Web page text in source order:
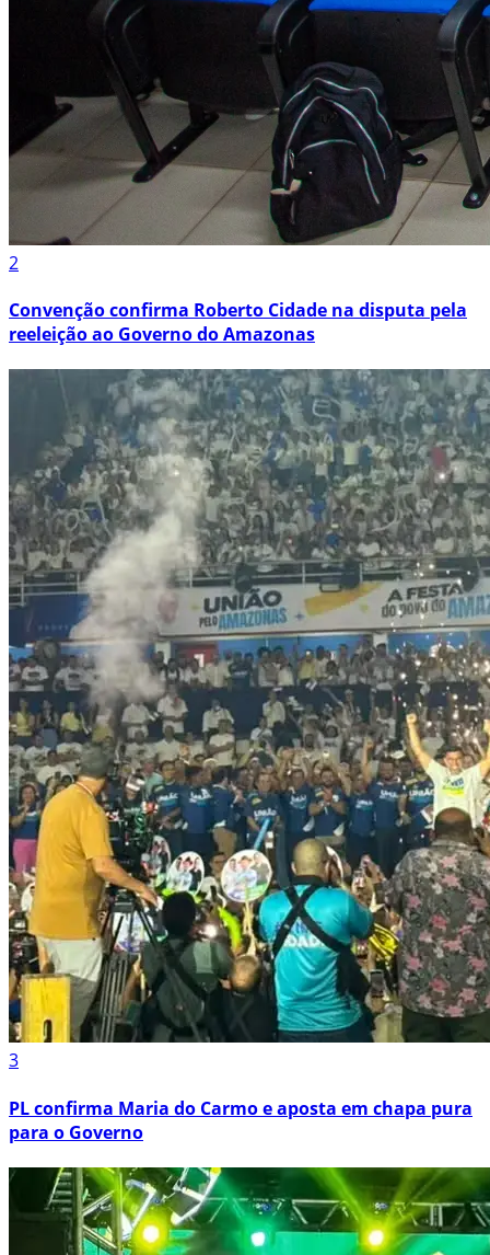
2
Convenção confirma Roberto Cidade na disputa pela
reeleição ao Governo do Amazonas
3
PL confirma Maria do Carmo e aposta em chapa pura
para o Governo